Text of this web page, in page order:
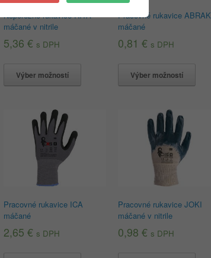
Neporezné rukavice RITA
máčané v nitrile
5,36€ s DPH
Výber možností
Pracovné rukavice ABRAK
máčané
0,81 € s DPH
Výber možností
Pracovné rukavice ICA
máčané
2,65€ s DPH
Pracovné rukavice JOKI
máčané v nitrile
0,98 € s DPH